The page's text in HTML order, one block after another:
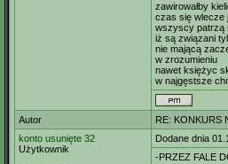
zawirowałby
czas się wlecze
wszyscy patrzą
iż są związani
nie mającą
w zrozumieniu
nawet księżyc
w najgęstsze
Autor
RE: KONKURS
konto usunięte 32
Użytkownik
Dodane dnia
-PRZEZ FALE